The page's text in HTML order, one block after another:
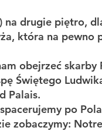
drugie piętro,
która na pewno
obejrzeć skarby
Świętego
Palais.
po
zobaczymy: